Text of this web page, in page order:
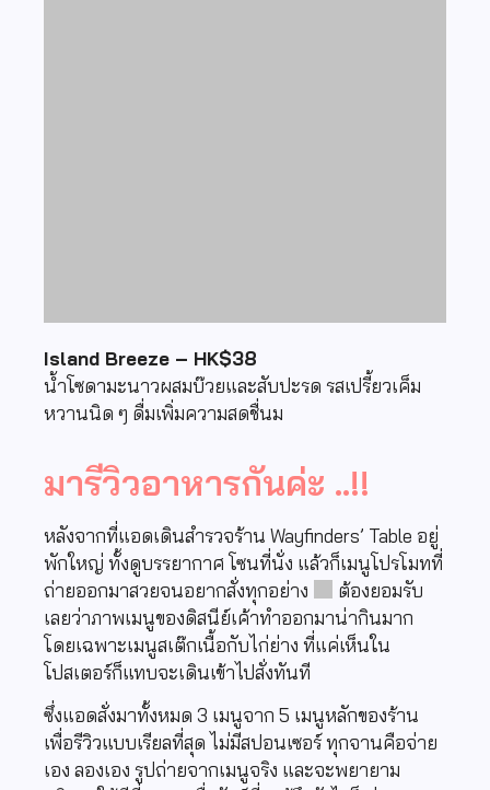
Island Breeze – HK$38
น้ำโซดามะนาวผสมบ๊วยและสับปะรด รสเปรี้ยวเค็ม
หวานนิด ๆ ดื่มเพิ่มความสดชื่นม
มารีวิวอาหารกันค่ะ ..!!
หลังจากที่แอดเดินสำรวจร้าน Wayfinders’ Table อยู่
พักใหญ่ ทั้งดูบรรยากาศ โซนที่นั่ง แล้วก็เมนูโปรโมทที่
ถ่ายออกมาสวยจนอยากสั่งทุกอย่าง
ต้องยอมรับ
เลยว่าภาพเมนูของดิสนีย์เค้าทำออกมาน่ากินมาก
โดยเฉพาะเมนูสเต๊กเนื้อกับไก่ย่าง ที่แค่เห็นใน
โปสเตอร์ก็แทบจะเดินเข้าไปสั่งทันที
ซึ่งแอดสั่งมาทั้งหมด 3 เมนูจาก 5 เมนูหลักของร้าน
เพื่อรีวิวแบบเรียลที่สุด ไม่มีสปอนเซอร์ ทุกจานคือจ่าย
เอง ลองเอง รูปถ่ายจากเมนูจริง และจะพยายาม